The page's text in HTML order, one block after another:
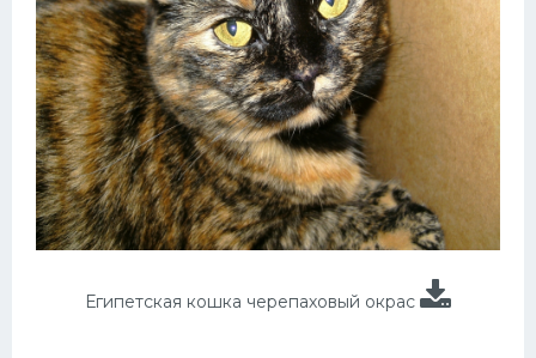
Египетская кошка черепаховый окрас